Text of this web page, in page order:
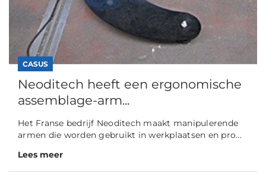
CASUS
Neoditech heeft een ergonomische
assemblage-arm...
Het Franse bedrijf Neoditech maakt manipulerende
armen die worden gebruikt in werkplaatsen en pro...
Lees meer